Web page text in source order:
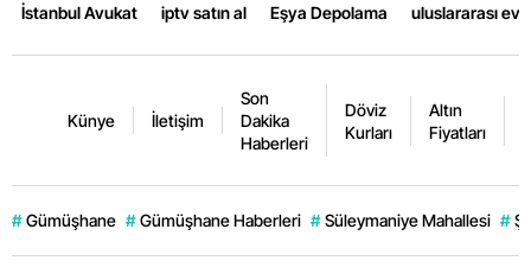
Trabzon
Tunceli
Uşak
İstanbul Avukat iptv satın al Eşya Depolama uluslararası
Künye İletişim
Son
Dakika
Haberleri
Döviz
Kurları
Altın
Fiyatları
# Gümüşhane # Gümüşhane Haberleri # Süleymaniye Mahallesi #